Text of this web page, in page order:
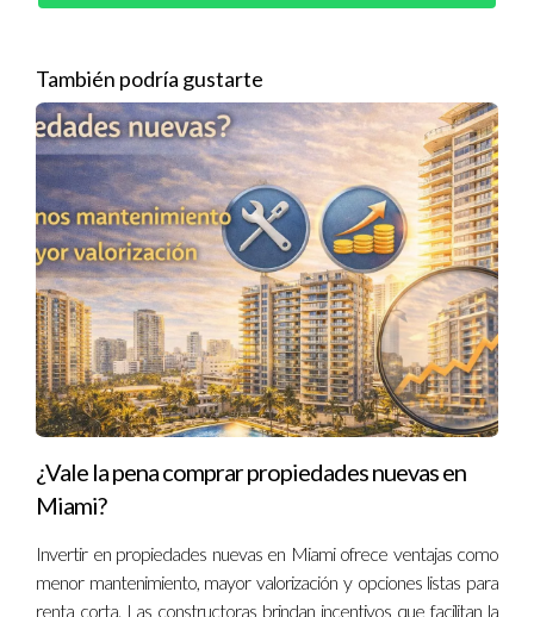
propiedad. Este paso es clave para prevenir sorpresas
Comprobación legal y antecedentes penales
Asegurarse de que el inquilino no tiene antecedentes
penales graves puede ser importante dependiendo del
perfil del inmueble y su ubicación. Esta medida
contribuye a la seguridad general del edificio o
vecindario.
Recuerda siempre manejar esta información
con confidencialidad y respeto por la
privacidad del solicitante.
REFERENCIAS PERSONALES Y
LABORALES
Las recomendaciones proporcionadas por terceros
También podría gustarte
¿Vale la pena comprar propiedades nuevas en
Miami?
Invertir en propiedades nuevas en Miami ofrece ventajas como
menor mantenimiento, mayor valorización y opciones listas para
renta corta. Las constructoras brindan incentivos que facilitan la